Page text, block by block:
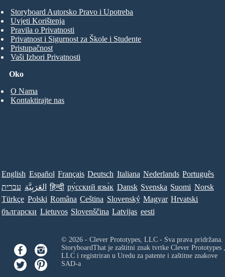
Oko
O Nama
Kontaktirajte nas
Storyboard Autorsko Pravo i Upotreba
Uvjeti Korištenja
Pravila o Privatnosti
Privatnost i Sigurnost za Škole i Studente
Pristupačnost
Vaši Izbori Privatnosti
English Español Français Deutsch Italiana Nederlands Português
עברית العَرَبِيَّة हिन्दी ру́сский язы́к Dansk Svenska Suomi Norsk
Türkçe Polski Româna Ceština Slovenský Magyar Hrvatski
български Lietuvos Slovenščina Latvijas eesti
© 2026 - Clever Prototypes, LLC - Sva prava pridržana.
StoryboardThat je zaštitni znak tvrtke Clever Prototypes ,
LLCi registriran u Uredu za patente i zaštitne znakove
SAD-a